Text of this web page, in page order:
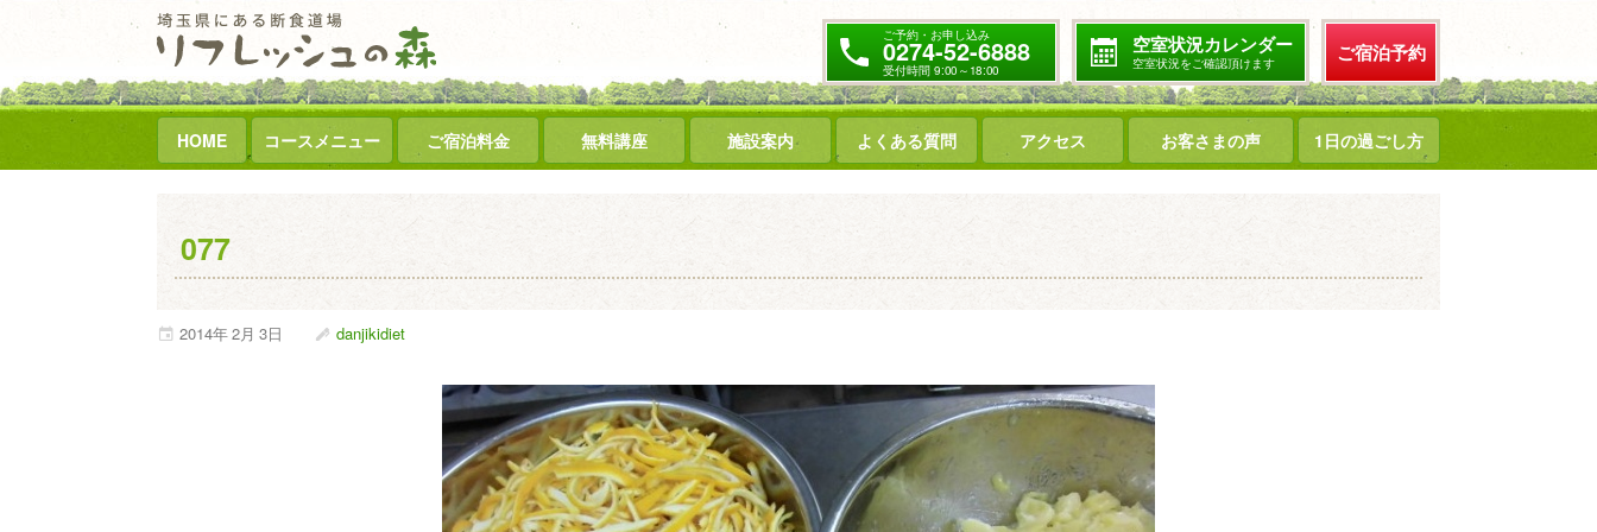
ご予約・お申し込み
0274-52-6888
受付時間 9:00～18:00
空室状況カレンダー
空室状況をご確認頂けます ご宿泊予約
HOME コースメニュー ご宿泊料金 無料講座 施設案内 よくある質問 アクセス お客さまの声 1日の過ごし方
077
2014年2月 3日 danjikidiet